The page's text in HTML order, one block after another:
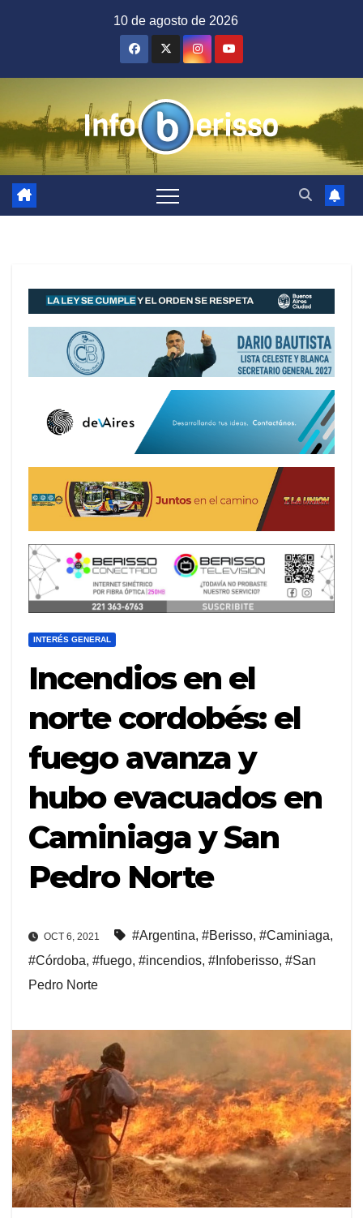
10 de agosto de 2026
INTERÉS GENERAL
Incendios en el
norte cordobés: el
fuego avanza y
hubo evacuados en
Caminiaga y San
Pedro Norte
OCT 6, 2021 #Argentina, #Berisso, #Caminiaga,
#Córdoba, #fuego, #incendios, #Infoberisso, #San
Pedro Norte